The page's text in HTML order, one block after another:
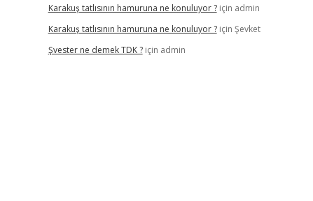
Karakuş tatlısının hamuruna ne konuluyor ?için admin
Karakuş tatlısının hamuruna ne konuluyor ?için Şevket
Şvester ne demek TDK ?için admin